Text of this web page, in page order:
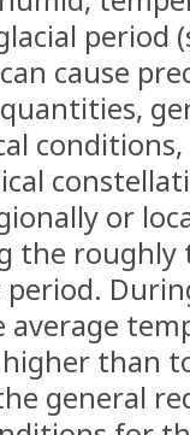
period
cause
or
the roughly
average
higher than
general